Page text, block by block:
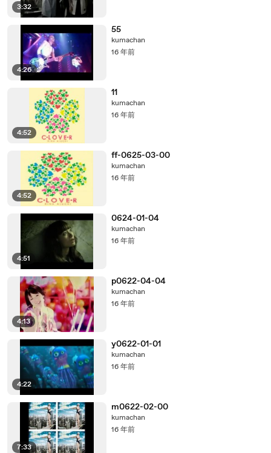
3:32
4:26
55
kumachan
16 年前
4:52
11
kumachan
16 年前
4:52
ff-0625-03-00
kumachan
16 年前
4:51
0624-01-04
kumachan
16 年前
4:13
p0622-04-04
kumachan
16 年前
4:22
y0622-01-01
kumachan
16 年前
7:33
m0622-02-00
kumachan
16 年前